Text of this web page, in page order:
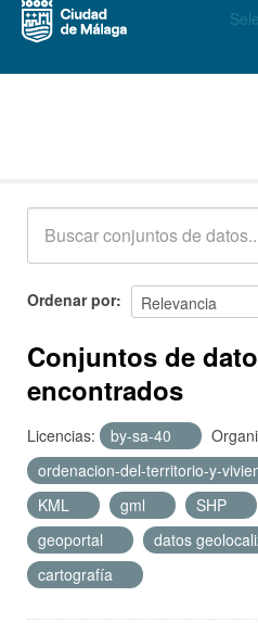
Acerca de
Ordenar por
Conjuntos de
encontrados
Licencias: by-sa-40
ordenacion-del-territorio-y-
KML
gml SHP
geoportal
datos
cartografía